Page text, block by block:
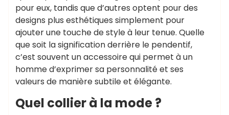
pour eux, tandis que d’autres optent pour des
designs plus esthétiques simplement pour
ajouter une touche de style à leur tenue. Quelle
que soit la signification derrière le pendentif,
c’est souvent un accessoire qui permet à un
homme d’exprimer sa personnalité et ses
valeurs de manière subtile et élégante.
Quel collier à la mode ?